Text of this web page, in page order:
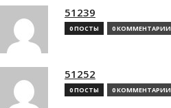
51239
0 ПОСТЫ 0 КОММЕНТАРИИ
51252
0 ПОСТЫ 0 КОММЕНТАРИИ